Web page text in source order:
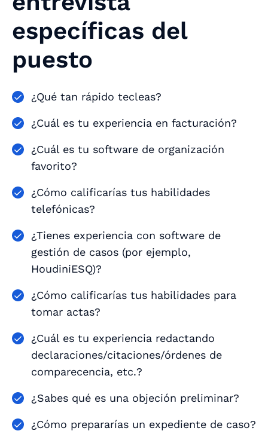
específicas del
puesto
¿Qué tan rápido tecleas?
¿Cuál es tu experiencia en facturación?
¿Cuál es tu software de organización
favorito?
¿Cómo calificarías tus habilidades
telefónicas?
¿Tienes experiencia con software de
gestión de casos (por ejemplo,
HoudiniESQ)?
¿Cómo calificarías tus habilidades para
tomar actas?
¿Cuál es tu experiencia redactando
declaraciones/citaciones/órdenes de
comparecencia, etc.?
¿Sabes qué es una objeción preliminar?
¿Cómo prepararías un expediente de caso?